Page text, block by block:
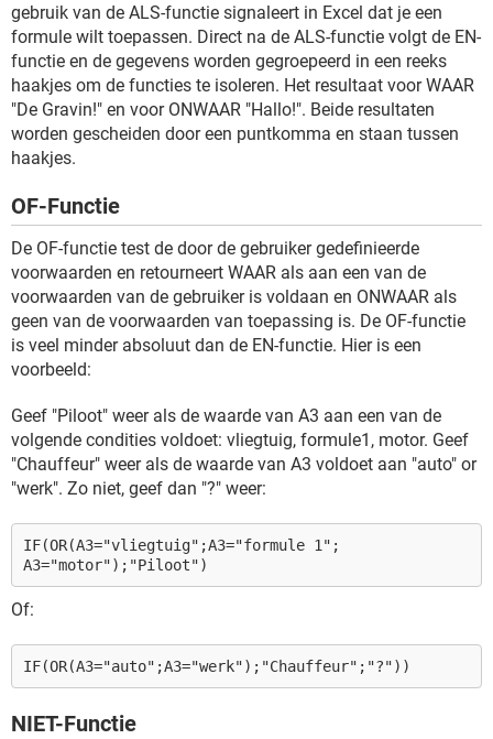
gebruik van de ALS-functie signaleert in Excel dat je een
formule wilt toepassen. Direct na de ALS-functie volgt de EN-
functie en de gegevens worden gegroepeerd in een reeks
haakjes om de functies te isoleren. Het resultaat voor WAAR
"De Gravin!" en voor ONWAAR "Hallo!". Beide resultaten
worden gescheiden door een puntkomma en staan tussen
haakjes.
OF-Functie
De OF-functie test de door de gebruiker gedefinieerde
voorwaarden en retourneert WAAR als aan een van de
voorwaarden van de gebruiker is voldaan en ONWAAR als
geen van de voorwaarden van toepassing is. De OF-functie
is veel minder absoluut dan de EN-functie. Hier is een
voorbeeld:
Geef "Piloot" weer als de waarde van A3 aan een van de
volgende condities voldoet: vliegtuig, formule1, motor. Geef
"Chauffeur" weer als de waarde van A3 voldoet aan "auto" or
"werk". Zo niet, geef dan "?" weer:
IF(OR(A3="vliegtuig";A3="formule 1";
A3="motor");"Piloot")
Of:
IF(OR(A3="auto";A3="werk");"Chauffeur";"?"))
NIET-Functie